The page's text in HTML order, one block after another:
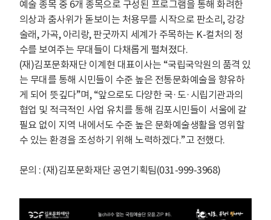
예술 종목 중 6개 종목으로 구성된 프로그램을 통해 화려한
의상과 춤사위가 돋보이는 처용무를 시작으로 판소리, 강강
술래, 가곡, 아리랑, 판굿까지 세계가 주목하는 K-컬처의 정
수를 보여주는 무대들이 다채롭게 펼쳐졌다.
(재)김포문화재단 이계현 대표이사는 “국립국악원의 품격 있
는 무대를 통해 시민들이 수준 높은 전통문화예술을 향유하
게 되어 뜻깊다”며, “앞으로도 다양한 국·도·시립기관과의
협업 및 적극적인 사업 유치를 통해 김포시민들이 서울에 갈
필요 없이 지역 내에서도 수준 높은 문화예술생활을 영위할
수 있는 환경을 조성하기 위해 노력하겠다.”고 전했다.
문의 : (재)김포문화재단 공연기획팀(031-999-3968)